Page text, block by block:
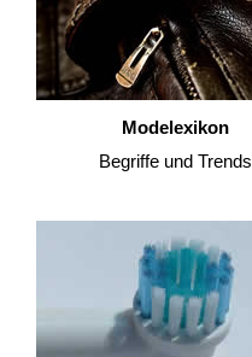
Modelexikon
Begriffe und Trends